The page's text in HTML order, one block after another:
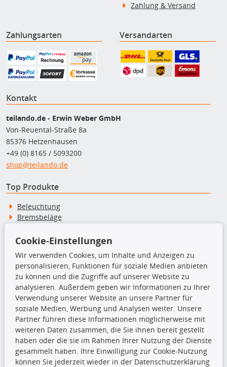
Zahlung & Versand
Zahlungsarten Versandarten
Kontakt
teilando.de - Erwin Weber GmbH
Von-Reuental-Straße 8a
85376 Hetzenhausen
+49 (0) 8165 / 5093200
shop@teilando.de
Top Produkte
Beleuchtung
Bremsbeläge
Kupplungssatz
Radlager
Stoßdämpfer
TecDoc Inside
Die hier angezeigten Daten insbesondere die gesamte Datenbank dürfen
Cookie-Einstellungen
Wir verwenden Cookies, um Inhalte und Anzeigen zu
personalisieren, Funktionen für soziale Medien anbieten
zu können und die Zugriffe auf unserer Website zu
analysieren. Außerdem geben wir Informationen zu Ihrer
Verwendung unserer Website an unsere Partner für
soziale Medien, Werbung und Analysen weiter. Unsere
Partner führen diese Informationen möglicherweise mit
weiteren Daten zusammen, die Sie ihnen bereit gestellt
haben oder die sie im Rahmen Ihrer Nutzung der Dienste
gesammelt haben. Ihre Einwilligung zur Cookie-Nutzung
können Sie jederzeit wieder in der Datenschutzerklärung